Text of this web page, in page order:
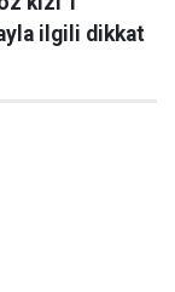
ilgili dikkat